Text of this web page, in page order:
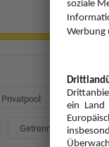
Privatpool
Getrennte Betten